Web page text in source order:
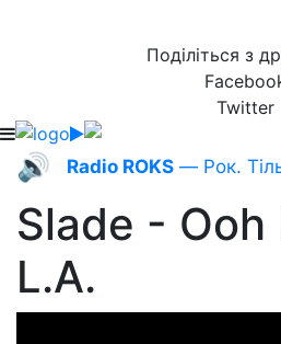
Поділіться з
Twitter
🔊 Radio ROKS — Рок.
Slade - Ooh
L.A.